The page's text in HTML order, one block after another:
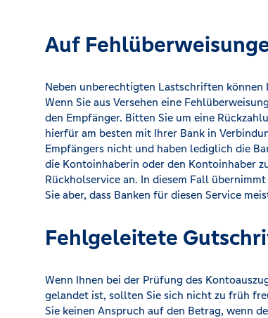
Auf
Neben unberechtigten Lastschriften
Wenn Sie aus Versehen eine
den Empfänger. Bitten Sie um eine
hierfür am besten mit Ihrer Bank in
Empfängers nicht und haben lediglich die
die Kontoinhaberin oder den Kontoinhaber
Rückholservice an. In diesem Fall
Sie aber, dass Banken für diesen Service
Fehlgeleitete
Wenn Ihnen bei der Prüfung des
gelandet ist, sollten Sie sich nicht zu früh
Sie keinen Anspruch auf den Betrag, wenn